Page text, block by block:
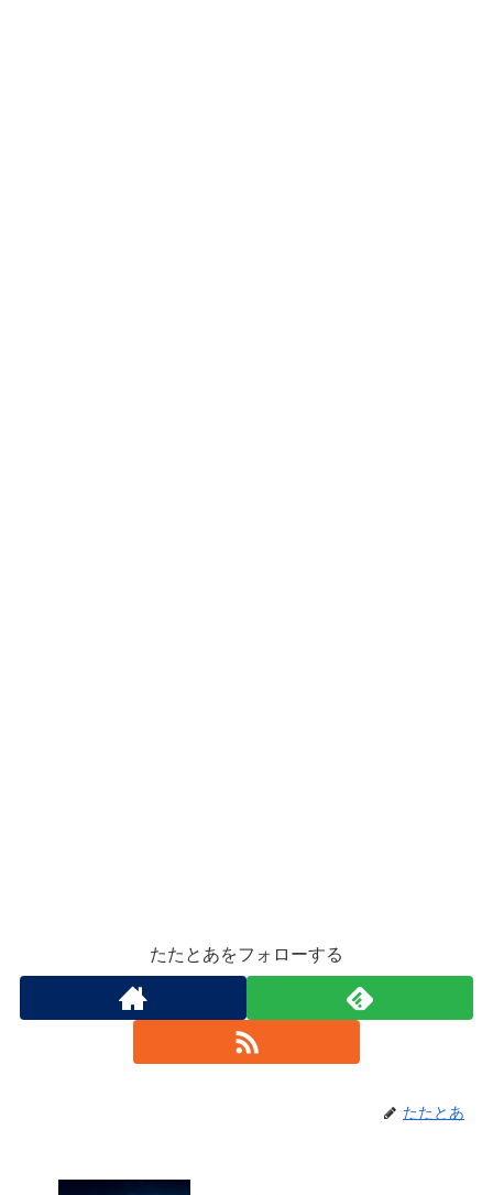
たたとあをフォローする
たたとあ